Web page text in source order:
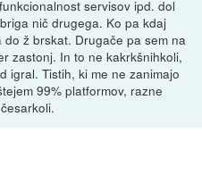
servisov ipd. dol
nič drugega. Ko pa kdaj
ž brskat. Drugače pa sem na
zastonj. In to ne kakrkšnihkoli,
igral. Tistih, ki me ne zanimajo
99% platformov, razne